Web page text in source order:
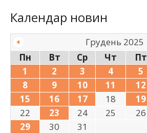
Календар новин
Грудень 2025
Пн
Вт Ср Чт Пт
1
2 3 4 5
8
9 10 11 12
15
16 17 18 19
22
23 24 25 26
29
30 31